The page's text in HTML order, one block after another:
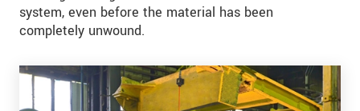
system, even before the material has been
completely unwound.